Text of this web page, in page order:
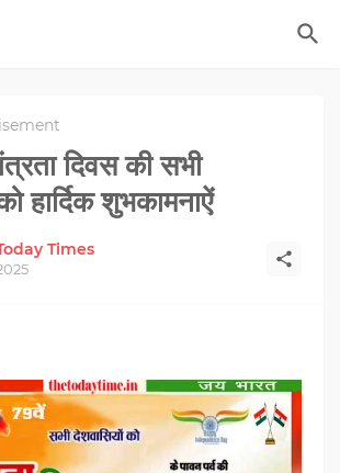
दिवस की सभी
हार्दिक शुभकामनाऐं
Times